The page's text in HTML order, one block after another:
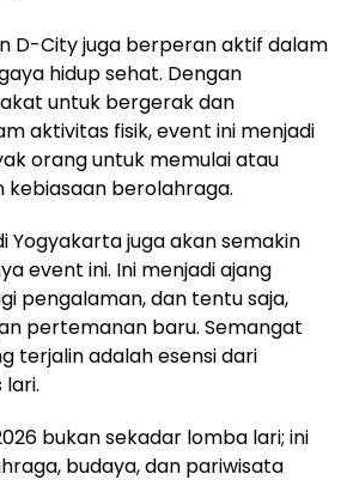
D-City juga berperan aktif dalam
hidup sehat. Dengan
untuk bergerak dan
aktivitas fisik, event ini menjadi
orang untuk memulai atau
berolahraga.
Yogyakarta juga akan semakin
event ini. Ini menjadi ajang
pengalaman, dan tentu saja,
pertemanan baru. Semangat
terjalin adalah esensi dari
bukan sekadar lomba lari; ini
budaya, dan pariwisata